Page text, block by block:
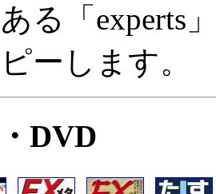
る「experts
ーします。
DVD